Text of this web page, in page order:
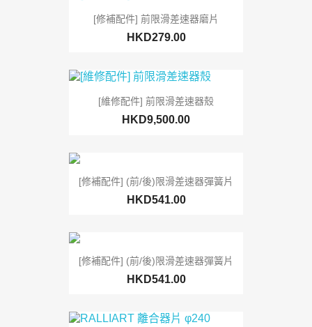
[修補配件] 前限滑差速器磨片
HKD279.00
[維修配件] 前限滑差速器殼
HKD9,500.00
[修補配件] (前/後)限滑差速器彈簧片
HKD541.00
[修補配件] (前/後)限滑差速器彈簧片
HKD541.00